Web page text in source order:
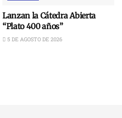
Lanzan la Cátedra Abierta
“Plato 400 años”
5 DE AGOSTO DE 2026